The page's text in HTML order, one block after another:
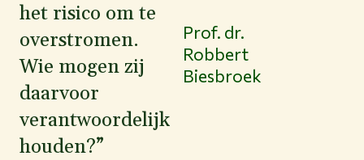
het risico om te
overstromen.
Wie mogen zij
daarvoor
verantwoordelijk
houden?”
Prof. dr.
Robbert
Biesbroek